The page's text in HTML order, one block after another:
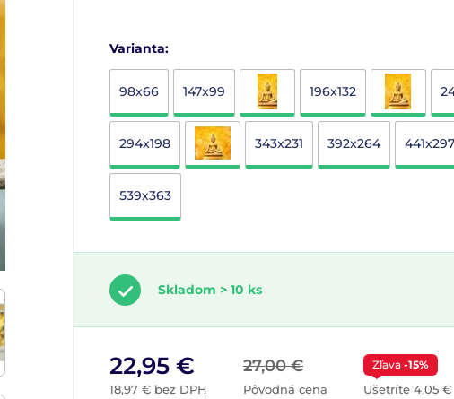
Varianta:
98x66 147x99 196x132
294x198 343x231 392x264 441x297
539x363
Skladom > 10 ks
27,00 €
Pôvodná cena
22,95 €
18,97 € bez DPH
Zľava -15%
Ušetríte 4,05 €